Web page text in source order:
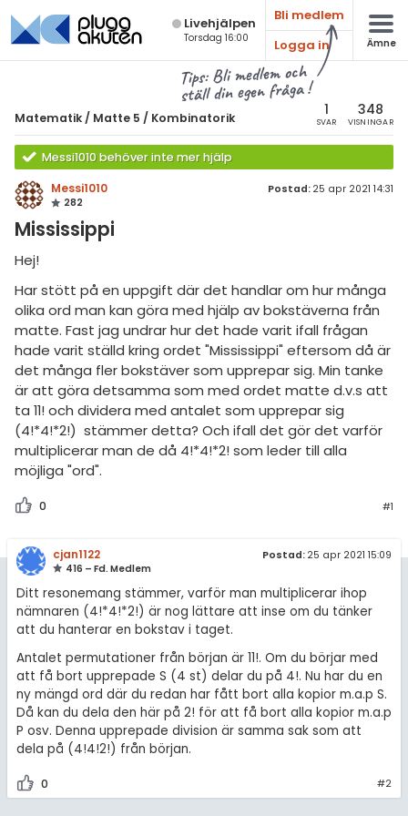
Live­hjälpen
Torsdag 16:00
Bli medlem
Logga in
Ämne
Tips: Bli medlem och
ställ din egen fråga !
Matematik / Matte 5 / Kombinatorik 1
SVAR
348
VISNINGAR
Messi1010 behöver inte mer hjälp
Messi1010
282
Postad: 25 apr 2021 14:31
Mississippi
Hej!
Har stött på en uppgift där det handlar om hur många
olika ord man kan göra med hjälp av bokstäverna från
matte. Fast jag undrar hur det hade varit ifall frågan
hade varit ställd kring ordet "Mississippi" eftersom då är
det många fler bokstäver som upprepar sig. Min tanke
är att göra detsamma som med ordet matte d.v.s att
ta 11! och dividera med antalet som upprepar sig
(4!*4!*2!) stämmer detta? Och ifall det gör det varför
multiplicerar man de då 4!*4!*2! som leder till alla
möjliga "ord".
0 #1
cjan1122
416 – Fd. Medlem
Postad: 25 apr 2021 15:09
Ditt resonemang stämmer, varför man multiplicerar ihop
nämnaren (4!*4!*2!) är nog lättare att inse om du tänker
att du hanterar en bokstav i taget.
Antalet permutationer från början är 11!. Om du börjar med
att få bort upprepade S (4 st) delar du på 4!. Nu har du en
ny mängd ord där du redan har fått bort alla kopior m.a.p S.
Då kan du dela den här på 2! för att få bort alla kopior m.a.p
P osv. Denna upprepade division är samma sak som att
dela på (4!4!2!) från början.
0 #2
Alla ämnen
Alla trådar
7
8
9
1
2
3
4
5
Matematik
Matte 5
Alla trådar
Kombinatorik
Differentialekvationer
Integraler
Livehjälpen
Topplistor
9 inloggade
Allmänna villkor
Cookie-inställningar
högskolan
diskussioner
& Bygg
språk
ämnen